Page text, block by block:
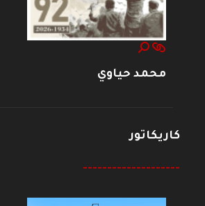
محمد حياوي
كاريكاتور
--------------------